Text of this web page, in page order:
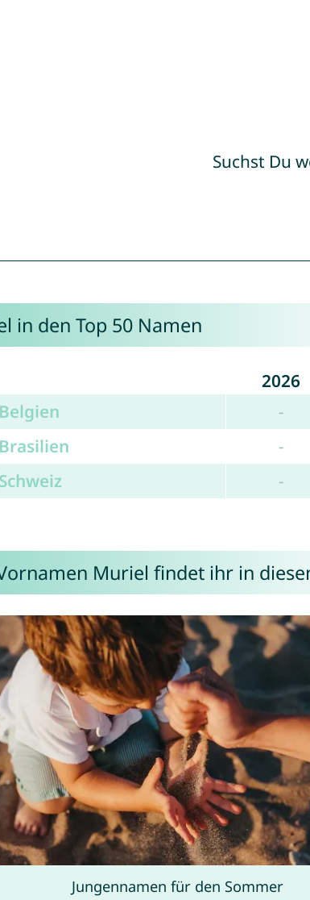
Suchst Du
in den Top 50 Namen
2026
-
-
-
Muriel findet ihr in
Jungennamen für den Sommer